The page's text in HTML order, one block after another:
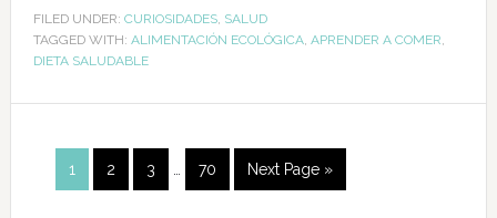
FILED UNDER: CURIOSIDADES, SALUD
TAGGED WITH: ALIMENTACIÓN ECOLÓGICA, APRENDER A COMER,
DIETA SALUDABLE
1 2 3 … 70 Next Page »